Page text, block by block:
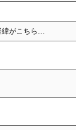
緯がこちら…